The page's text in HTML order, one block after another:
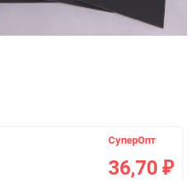
СуперОпт
36,70 ₽